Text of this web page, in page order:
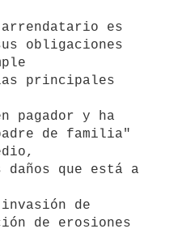
obligaciones
principales
pagador y ha
de familia"
daños que está a
de
de erosiones